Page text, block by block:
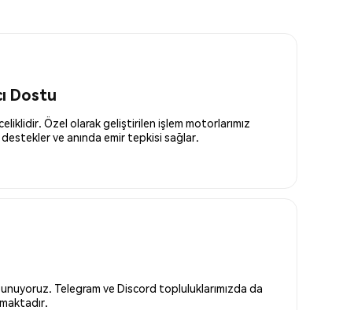
Dostu
Özel olarak geliştirilen işlem motorlarımız
ve anında emir tepkisi sağlar.
Telegram ve Discord topluluklarımızda da